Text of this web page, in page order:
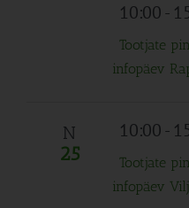
10:00-
Tootjate
infopäev
N
25
10:00-
Tootjate
infopäev